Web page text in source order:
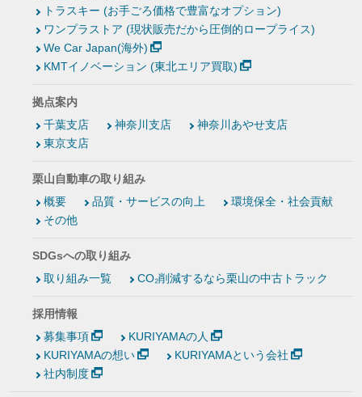
トラスキー (お手ごろ価格で豊富なオプション)
ワンプラストア (現状販売だから圧倒的ロープライス)
We Car Japan(海外)
KMTイノベーション (東北エリア買取)
拠点案内
千葉支店
神奈川支店
神奈川あやせ支店
東京支店
栗山自動車の取り組み
概要
品質・サービスの向上
環境保全・社会貢献
その他
SDGsへの取り組み
取り組み一覧
CO₂削減するなら栗山の中古トラック
採用情報
募集事項
KURIYAMAの人
KURIYAMAの想い
KURIYAMAという会社
社内制度